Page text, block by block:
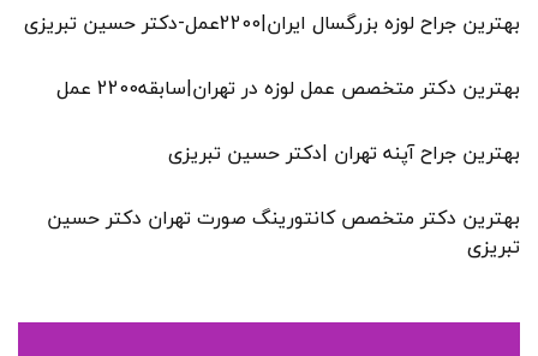
بهترین جراح لوزه بزرگسال ایران|2200عمل-دکتر حسین تبریزی
بهترین دکتر متخصص عمل لوزه در تهران|سابقه2200 عمل
بهترین جراح آپنه تهران |دکتر حسین تبریزی
بهترین دکتر متخصص کانتورینگ صورت تهران دکتر حسین
تبریزی